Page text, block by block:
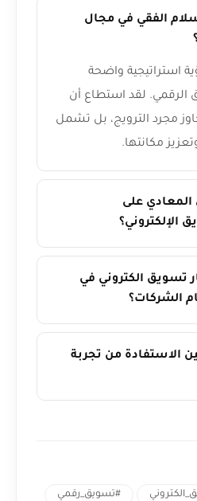
الفقي في مجال
استراتيجية واضحة
الرقمي. لقد استطاع أن
مجرد الترويج، بل تشمل
مكانتها.
على
الإلكتروني؟
تسويق الكتروني في
الشركات؟
الاستفادة من تجربة
#تسويق_رقمي